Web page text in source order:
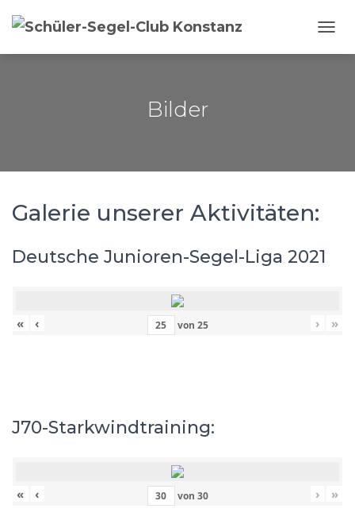
Bilder
Galerie unserer Aktivitäten:
Deutsche Junioren-Segel-Liga 2021
« ‹ von 25 › »
J70-Starkwindtraining:
« ‹ von 30 › »